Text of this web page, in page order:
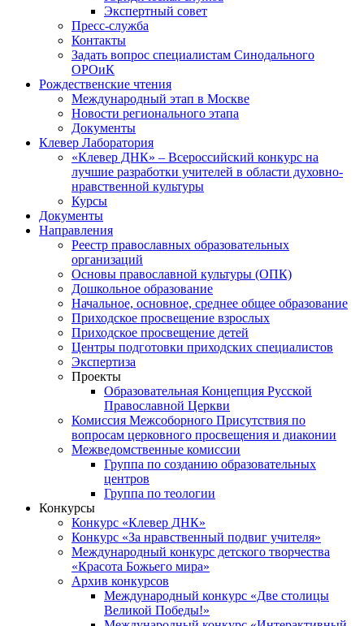
Экспертный совет
Пресс-служба
Контакты
Задать вопрос специалистам Синодального
ОРОиК
Рождественские чтения
Международный этап в Москве
Новости регионального этапа
Документы
Клевер Лаборатория
«Клевер ДНК» – Всероссийский конкурс на
лучшие разработки учителей в области духовно-
нравственной культуры
Курсы
Документы
Направления
Реестр православных образовательных
организаций
Основы православной культуры (ОПК)
Дошкольное образование
Начальное, основное, среднее общее образование
Приходское просвещение взрослых
Приходское просвещение детей
Центры подготовки приходских специалистов
Экспертиза
Проекты
Образовательная Концепция Русской
Православной Церкви
Комиссия Межсоборного Присутствия по
вопросам церковного просвещения и диаконии
Межведомственные комиссии
Группа по созданию образовательных
центров
Группа по теологии
Конкурсы
Конкурс «Клевер ДНК»
Конкурс «За нравственный подвиг учителя»
Международный конкурс детского творчества
«Красота Божьего мира»
Архив конкурсов
Международный конкурс «Две столицы
Великой Победы!»